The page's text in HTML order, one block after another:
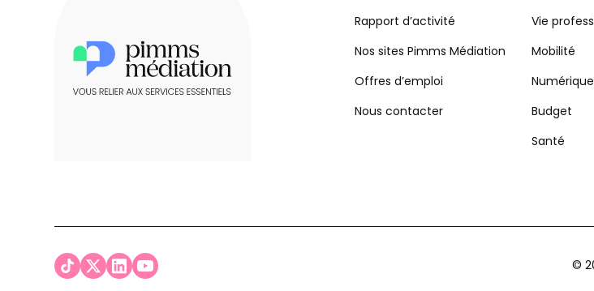
Rapport d’activité
Nos sites Pimms Médiation
Offres d’emploi
Nous contacter
Vie
Mobilité
Numérique
Budget
Santé
©